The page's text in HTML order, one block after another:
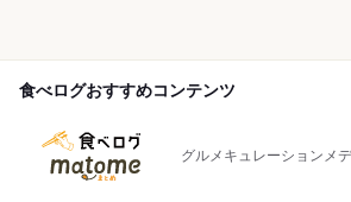
食べログおすすめコンテンツ
グルメキュレーションメ